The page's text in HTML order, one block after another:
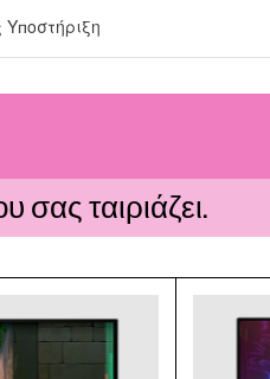
Υποστήριξη
σας ταιριάζει.